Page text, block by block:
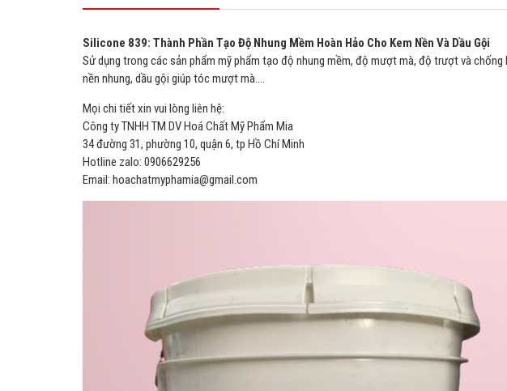
Silicone 839: Thành Phần Tạo Độ Nhung Mềm Hoàn Hảo Cho Kem Nền Và Dầu Gội
Sử dụng trong các sản phẩm mỹ phẩm tạo độ nhung mềm, độ mượt mà, độ trượt và
nền nhung, dầu gội giúp tóc mượt mà….
Mọi chi tiết xin vui lòng liên hệ:
Công ty TNHH TM DV Hoá Chất Mỹ Phẩm Mia
34 đường 31, phường 10, quận 6, tp Hồ Chí Minh
Hotline zalo: 0906629256
Email: hoachatmyphamia@gmail.com